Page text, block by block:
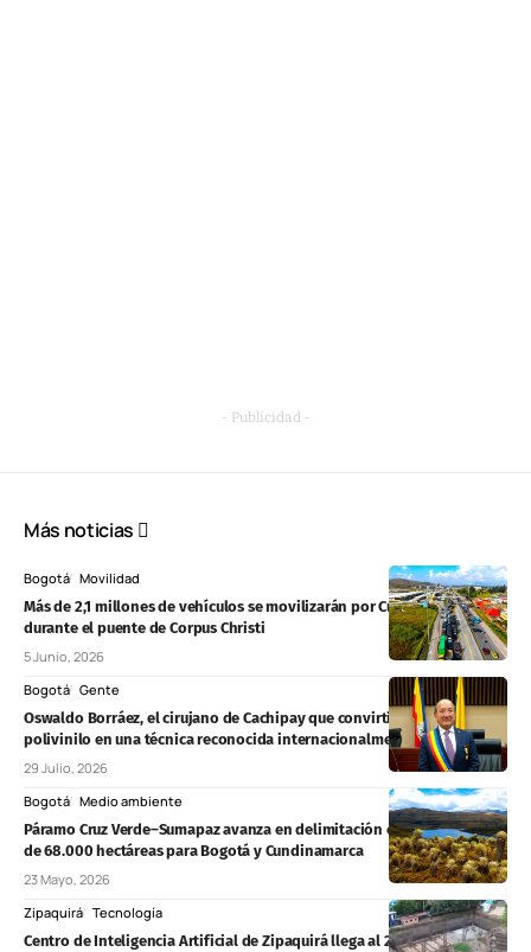
- Publicidad -
Más noticias
Bogotá Movilidad
Más de 2,1 millones de vehículos se movilizarán por Cundinamarca
durante el puente de Corpus Christi
5 Junio, 2026
Bogotá Gente
Oswaldo Borráez, el cirujano de Cachipay que convirtió una bolsa de
polivinilo en una técnica reconocida internacionalmente
29 Julio, 2026
Bogotá Medio ambiente
Páramo Cruz Verde–Sumapaz avanza en delimitación con protección
de 68.000 hectáreas para Bogotá y Cundinamarca
23 Mayo, 2026
Zipaquirá Tecnología
Centro de Inteligencia Artificial de Zipaquirá llega al 20% de avance en